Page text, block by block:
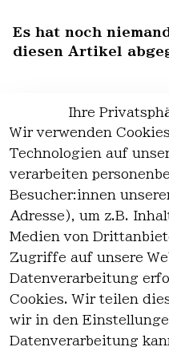
Es hat noch
diesen Artikel
EU-Verantwortliche
für Details
Ihre
Wir verwenden
Technologien auf
verarbeiten
Besucher:innen
Adresse), um z.B.
Medien von
Zugriffe auf unsere
Datenverarbeitung
Cookies. Wir teilen
wir in den
Datenverarbeitung
es
Kontakt